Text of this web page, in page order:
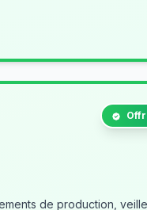
de production,